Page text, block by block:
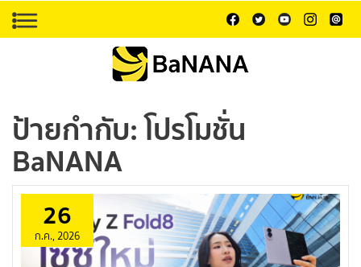
ป้ายกำกับ:โปรโมชั่น
BaNANA
26
ก.ค., 2026